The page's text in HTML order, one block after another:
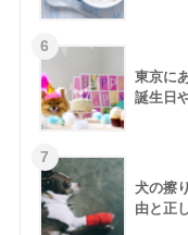
東京に
誕生日
犬の擦
由と正